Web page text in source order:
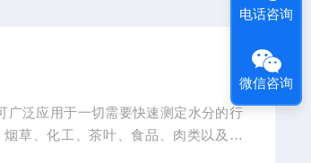
广泛应用于一切需要快速测定水分的行
草、化工、茶叶、食品、肉类以及纺
电话咨询
微信咨询